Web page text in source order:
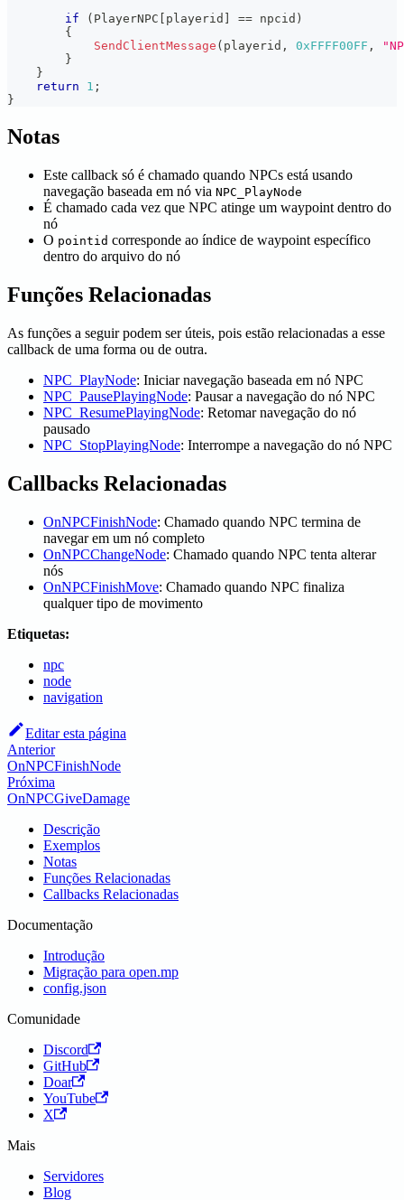
if
( PlayerNPC playerid == npcid )
{
SendClientMessage ( playerid , 0xFFFF00FF ,
}
}
return
1 ;
}
Notas
Este callback só é chamado quando NPCs está usando
navegação baseada em nó via NPC_PlayNode
É chamado cada vez que NPC atinge um waypoint dentro do
nó
O pointid corresponde ao índice de waypoint específico
dentro do arquivo do nó
Funções Relacionadas
As funções a seguir podem ser úteis, pois estão relacionadas a esse
callback de uma forma ou de outra.
NPC_PlayNode: Iniciar navegação baseada em nó NPC
NPC_PausePlayingNode: Pausar a navegação do nó NPC
NPC_ResumePlayingNode: Retomar navegação do nó
pausado
NPC_StopPlayingNode: Interrompe a navegação do nó NPC
Callbacks Relacionadas
OnNPCFinishNode: Chamado quando NPC termina de
navegar em um nó completo
OnNPCChangeNode: Chamado quando NPC tenta alterar
nós
OnNPCFinishMove: Chamado quando NPC finaliza
qualquer tipo de movimento
Etiquetas:
npc
node
navigation
Editar esta página
Anterior
OnNPCFinishNode
Próxima
OnNPCGiveDamage
Descrição
Exemplos
Notas
Funções Relacionadas
Callbacks Relacionadas
Documentação
Introdução
Migração para open.mp
config.json
Comunidade
Discord
GitHub
Doar
YouTube
X
Mais
Servidores
Blog